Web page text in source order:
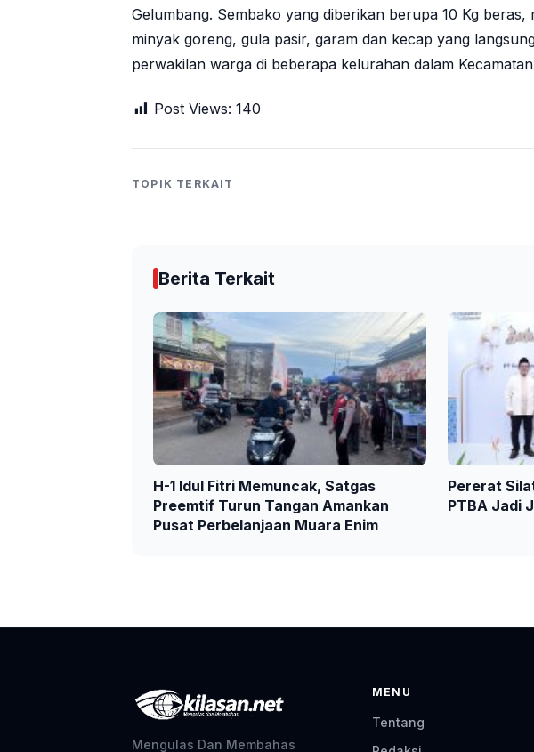
Gelumbang. Sembako yang diberikan berupa 10 Kg beras,
minyak goreng, gula pasir, garam dan kecap yang
perwakilan warga di beberapa kelurahan dalam
Post Views: 140
TOPIK TERKAIT
Berita Terkait
H-1 Idul Fitri Memuncak, Satgas
Preemtif Turun Tangan Amankan
Pusat Perbelanjaan Muara Enim
Pererat
PTBA Jadi
Mengulas Dan Membahas
MENU
Tentang